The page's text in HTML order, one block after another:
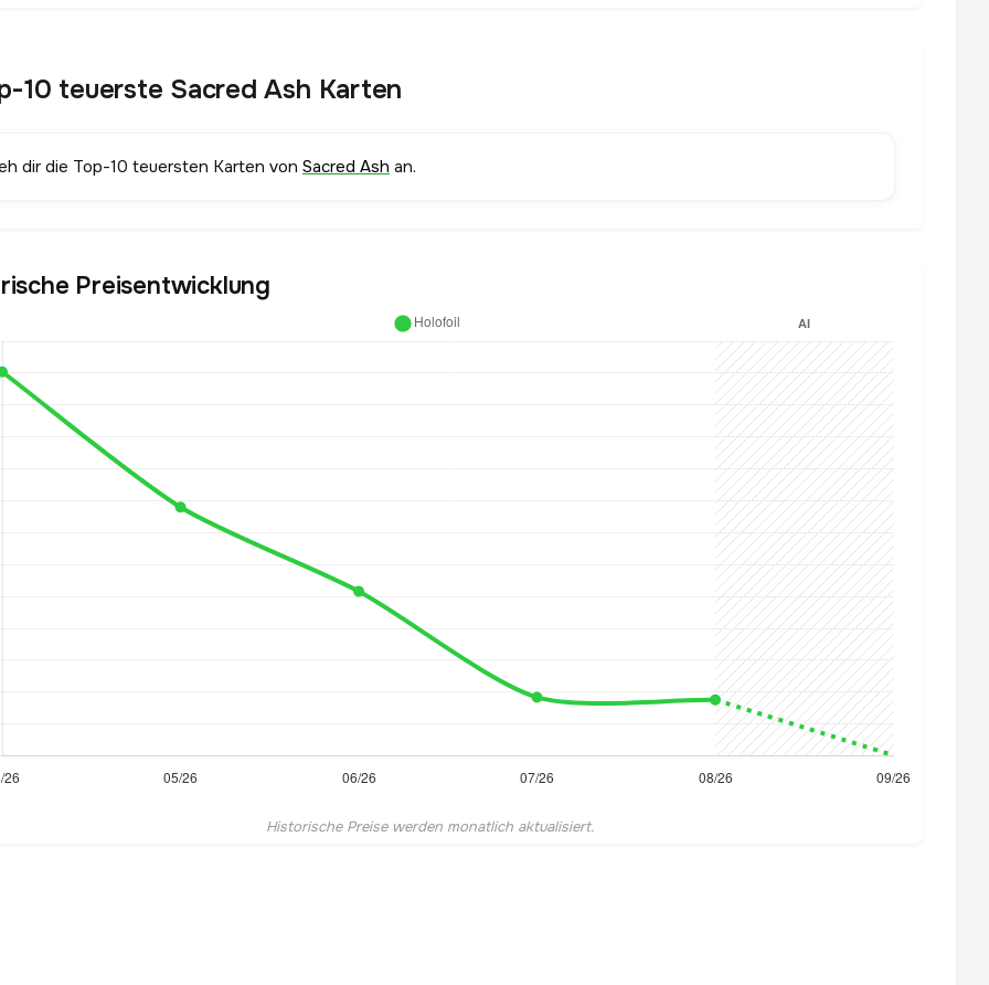
10 teuerste Sacred Ash Karten
dir die Top-10 teuersten Karten von Sacred Ash an.
Preisentwicklung
Historische Preise werden monatlich aktualisiert.